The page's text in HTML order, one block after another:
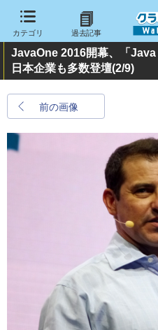
カテゴリ 過去記事
JavaOne 2016開幕、「
日本企業も多数登壇(2/9)
前の画像